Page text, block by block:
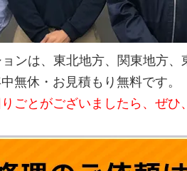
ンは、東北地方、関東地方
無休・お見積もり無料です。
ごとがございましたら、ぜひ